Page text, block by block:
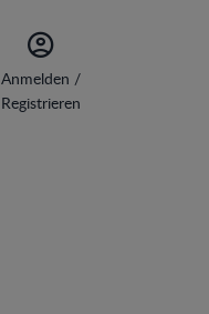
Anmelden /
Registrieren